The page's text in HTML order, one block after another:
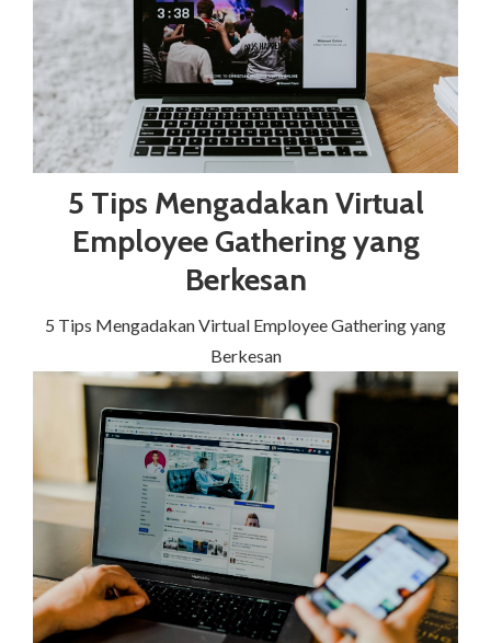
5 Tips Mengadakan Virtual
Employee Gathering yang
Berkesan
5 Tips Mengadakan Virtual Employee Gathering yang
Berkesan‍